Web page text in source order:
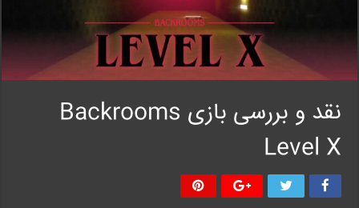
نقد و بررسی بازی Backrooms
Level X